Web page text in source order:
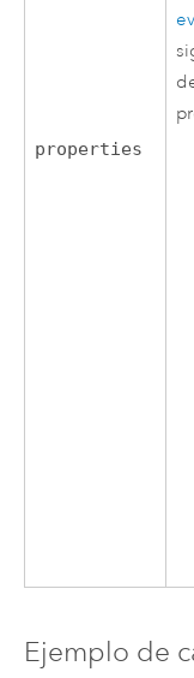
properties
Ejemplo de